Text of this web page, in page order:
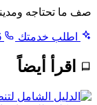
صف ما تحتاجه
اطلب خدمتك
اقرأ أيضاً